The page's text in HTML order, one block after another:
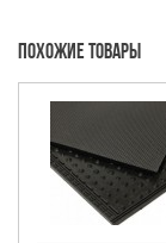
Похожие товары